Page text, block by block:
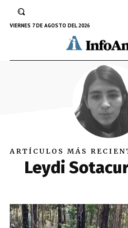
VIERNES 7 DE AGOSTO DEL 2026
ARTÍCULOS MÁS
Leydi